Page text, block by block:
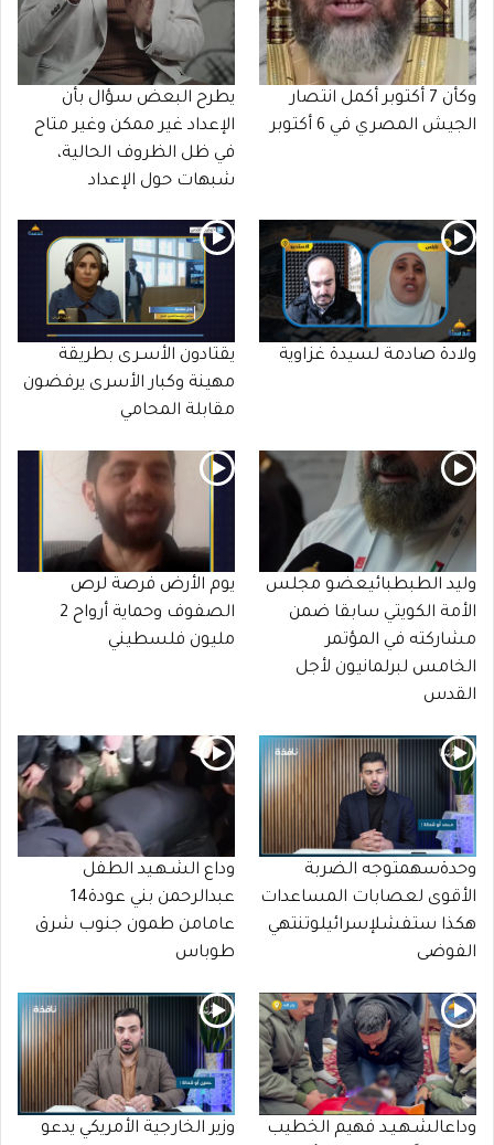
وكأن 7 أكتوبر أكمل انتصار
الجيش المصري في 6 أكتوبر
يطرح البعض سؤال بأن
الإعداد غير ممكن وغير متاح
في ظل الظروف الحالية،
شبهات حول الإعداد
ولادة صادمة لسيدة غزاوية
يقتادون الأسـرى بطريقة
مهينة وكبار الأسرى يرفضون
مقابلة المحامي
وليد الطبطبائيعضو مجلس
الأمة الكويتي سابقا ضمن
مشاركته في المؤتمر
الخامس لبرلمانيون لأجل
القدس
يوم الأرض فرصة لرص
الصفوف وحماية أرواح 2
مليون فلسطيني
وحدةسهمتوجه الضربة
الأقوى لعصابات المساعدات
هكذا ستفشلإسرائيلوتنتهي
الفوضى
وداع الشـهـيد الطفل
عبدالرحمن بني عودة14
عامامن طمون جنوب شرق
طوباس
وداعالشـهـيـد فهيم الخطيب وزير الخارجية الأمريكي يدعو